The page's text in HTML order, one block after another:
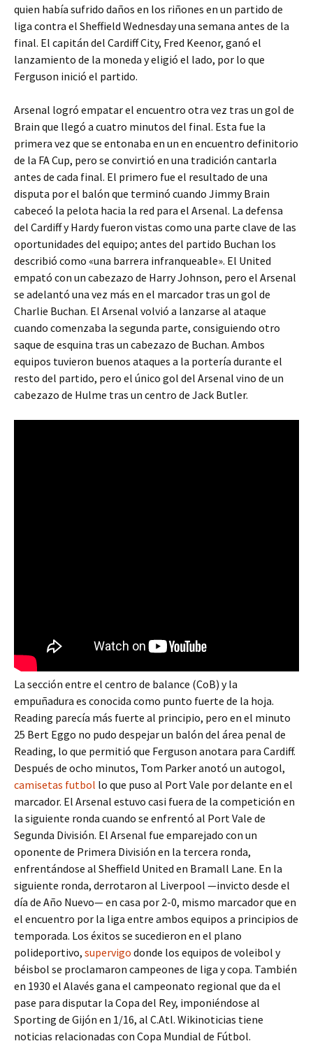
quien había sufrido daños en los riñones en un partido de
liga contra el Sheffield Wednesday una semana antes de la
final. El capitán del Cardiff City, Fred Keenor, ganó el
lanzamiento de la moneda y eligió el lado, por lo que
Ferguson inició el partido.
Arsenal logró empatar el encuentro otra vez tras un gol de
Brain que llegó a cuatro minutos del final. Esta fue la
primera vez que se entonaba en un en encuentro definitorio
de la FA Cup, pero se convirtió en una tradición cantarla
antes de cada final. El primero fue el resultado de una
disputa por el balón que terminó cuando Jimmy Brain
cabeceó la pelota hacia la red para el Arsenal. La defensa
del Cardiff y Hardy fueron vistas como una parte clave de las
oportunidades del equipo; antes del partido Buchan los
describió como «una barrera infranqueable». El United
empató con un cabezazo de Harry Johnson, pero el Arsenal
se adelantó una vez más en el marcador tras un gol de
Charlie Buchan. El Arsenal volvió a lanzarse al ataque
cuando comenzaba la segunda parte, consiguiendo otro
saque de esquina tras un cabezazo de Buchan. Ambos
equipos tuvieron buenos ataques a la portería durante el
resto del partido, pero el único gol del Arsenal vino de un
cabezazo de Hulme tras un centro de Jack Butler.
La sección entre el centro de balance (CoB) y la
empuñadura es conocida como punto fuerte de la hoja.
Reading parecía más fuerte al principio, pero en el minuto
25 Bert Eggo no pudo despejar un balón del área penal de
Reading, lo que permitió que Ferguson anotara para Cardiff.
Después de ocho minutos, Tom Parker anotó un autogol,
camisetas futbol lo que puso al Port Vale por delante en el
marcador. El Arsenal estuvo casi fuera de la competición en
la siguiente ronda cuando se enfrentó al Port Vale de
Segunda División. El Arsenal fue emparejado con un
oponente de Primera División en la tercera ronda,
enfrentándose al Sheffield United en Bramall Lane. En la
siguiente ronda, derrotaron al Liverpool —invicto desde el
día de Año Nuevo— en casa por 2-0, mismo marcador que en
el encuentro por la liga entre ambos equipos a principios de
temporada. Los éxitos se sucedieron en el plano
polideportivo, supervigo donde los equipos de voleibol y
béisbol se proclamaron campeones de liga y copa. También
en 1930 el Alavés gana el campeonato regional que da el
pase para disputar la Copa del Rey, imponiéndose al
Sporting de Gijón en 1/16, al C.Atl. Wikinoticias tiene
noticias relacionadas con Copa Mundial de Fútbol.